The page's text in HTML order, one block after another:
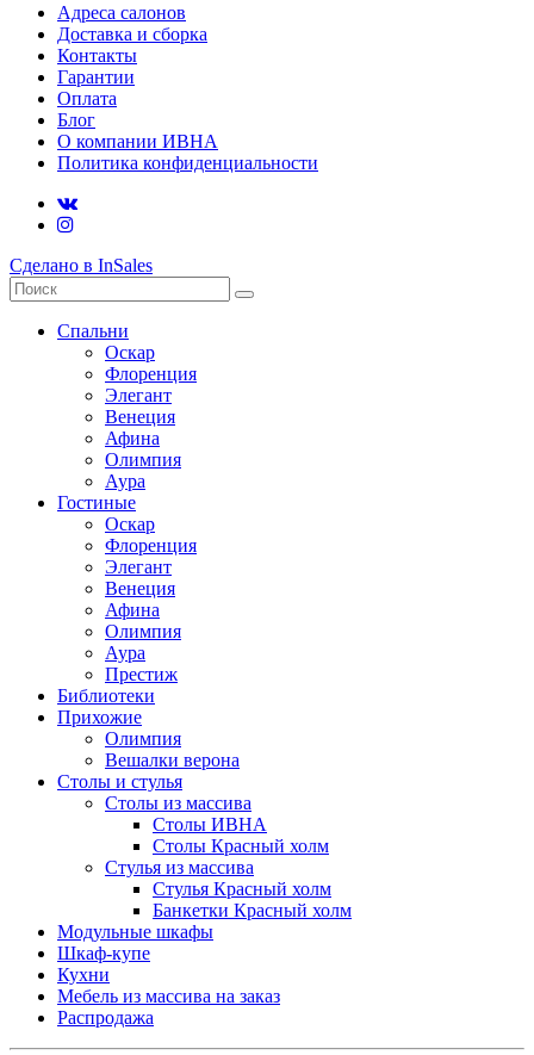
Адреса салонов
Доставка и сборка
Контакты
Гарантии
Оплата
Блог
О компании ИВНА
Политика конфиденциальности
Сделано в InSales
Спальни
Оскар
Флоренция
Элегант
Венеция
Афина
Олимпия
Аура
Гостиные
Оскар
Флоренция
Элегант
Венеция
Афина
Олимпия
Аура
Престиж
Библиотеки
Прихожие
Олимпия
Вешалки верона
Столы и стулья
Столы из массива
Столы ИВНА
Столы Красный холм
Стулья из массива
Стулья Красный холм
Банкетки Красный холм
Модульные шкафы
Шкаф-купе
Кухни
Мебель из массива на заказ
Распродажа